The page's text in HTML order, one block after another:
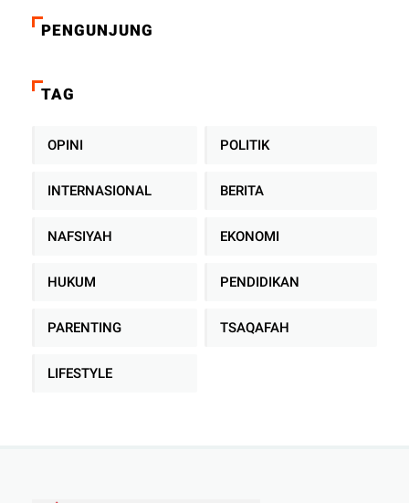
PENGUNJUNG
TAG
OPINI POLITIK
INTERNASIONAL BERITA
NAFSIYAH EKONOMI
HUKUM PENDIDIKAN
PARENTING TSAQAFAH
LIFESTYLE